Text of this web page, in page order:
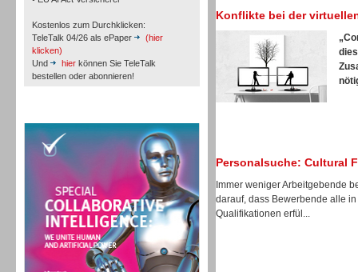
Kostenlos zum Durchklicken:
TeleTalk 04/26 als ePaper
(hier
klicken)
Und
hier können Sie TeleTalk
bestellen oder abonnieren!
Personal
Konflikte bei der
Personalsuche: Cultural
Immer weniger Arbeitgebende
darauf, dass Bewerbende alle
Qualifikationen erfül...